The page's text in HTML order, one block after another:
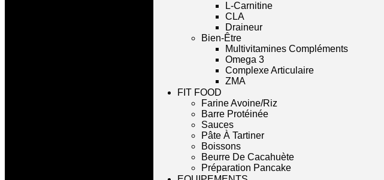
L-Carnitine
CLA
Draineur
Bien-Être
Multivitamines Compléments
Omega 3
Complexe Articulaire
ZMA
FIT FOOD
Farine Avoine/Riz
Barre Protéinée
Sauces
Pâte À Tartiner
Boissons
Beurre De Cacahuète
Préparation Pancake